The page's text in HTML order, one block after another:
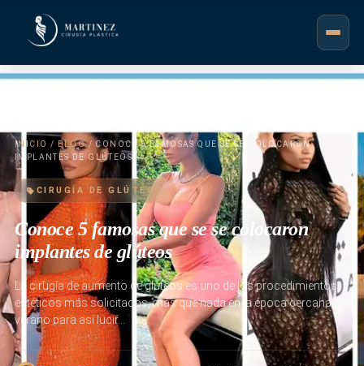
INICIO / BLOG/ CONOCE 5 FAMOSAS QUE SE SE COLOCARON
IMPLANTES DE GLÚTEOS
CIRUGÍA DE GLÚTEOS
Conoce 5 famosas que se se colocaron
implantes de glúteos
La cirugía de aumento de glúteos es uno de los procedimientos
estéticos más solicitados, más que nada en la época cercana al
verano para así lucir…